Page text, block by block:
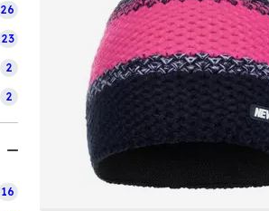
26
23
2
2
16